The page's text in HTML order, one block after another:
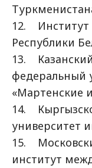
12. Институт
Республики
13.
федеральный
«Мартенские
14.
университет
15.
институт